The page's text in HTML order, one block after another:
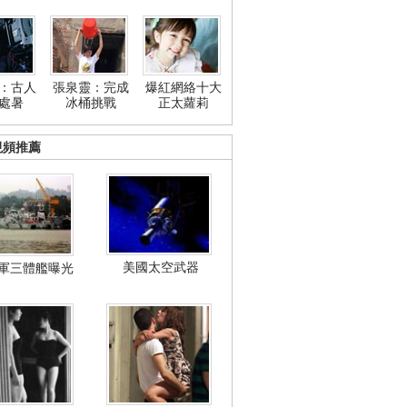
古人
暑
張泉靈：完成
冰桶挑戰
爆紅網絡十大
正太蘿莉
推薦
三體艦曝光 美國太空武器